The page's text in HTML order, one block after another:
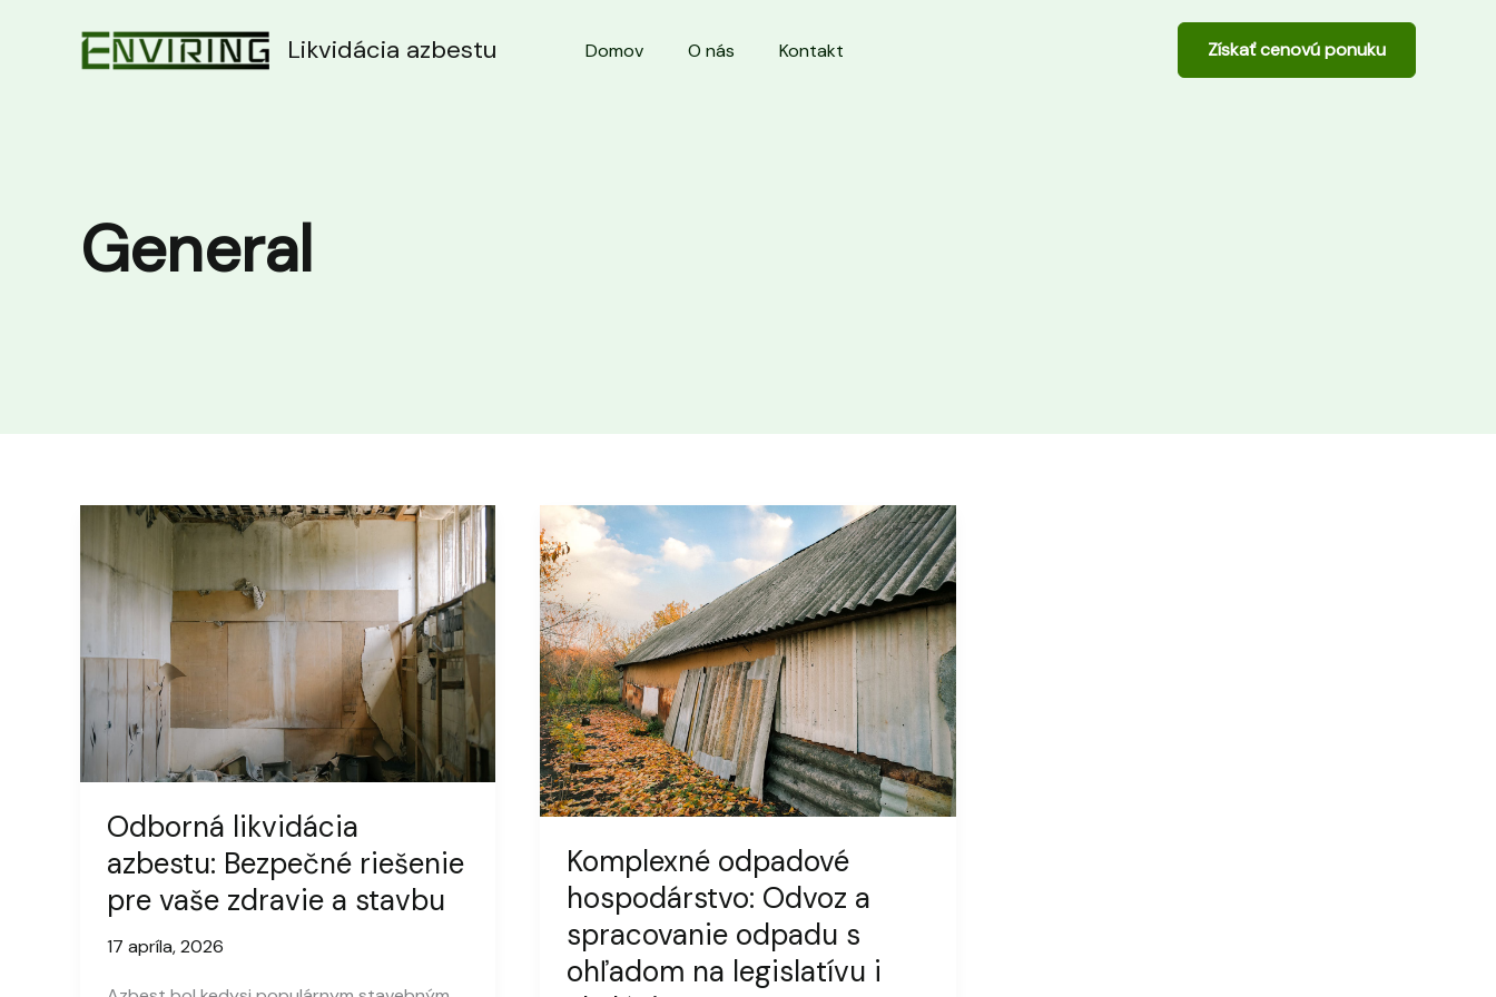
Likvidácia azbestu Domov O nás Kontakt Získať cenovú ponuku
General
Odborná likvidácia
azbestu: Bezpečné riešenie
pre vaše zdravie a stavbu
17 apríla, 2026
Komplexné odpadové
hospodárstvo: Odvoz a
spracovanie odpadu s
ohľadom na legislatívu i